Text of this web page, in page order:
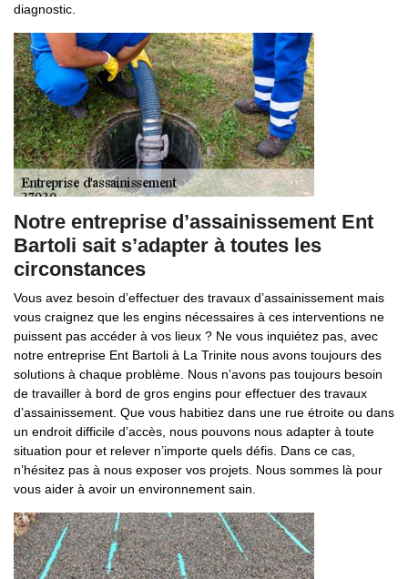
diagnostic.
Notre entreprise d’assainissement Ent
Bartoli sait s’adapter à toutes les
circonstances
Vous avez besoin d’effectuer des travaux d’assainissement mais
vous craignez que les engins nécessaires à ces interventions ne
puissent pas accéder à vos lieux ? Ne vous inquiétez pas, avec
notre entreprise Ent Bartoli à La Trinite nous avons toujours des
solutions à chaque problème. Nous n’avons pas toujours besoin
de travailler à bord de gros engins pour effectuer des travaux
d’assainissement. Que vous habitiez dans une rue étroite ou dans
un endroit difficile d’accès, nous pouvons nous adapter à toute
situation pour et relever n’importe quels défis. Dans ce cas,
n’hésitez pas à nous exposer vos projets. Nous sommes là pour
vous aider à avoir un environnement sain.